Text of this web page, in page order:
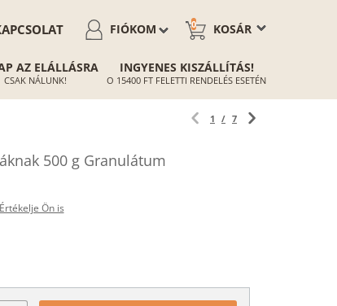
KOSÁR
0
FIÓKOM
AZ ELÁLLÁSRA
CSAK NÁLUNK!
INGYENES KISZÁLLÍTÁS!
O 15400 FT FELETTI RENDELÉS ESETÉN
1 / 7
500 g Granulátum
Értékelje Ön is